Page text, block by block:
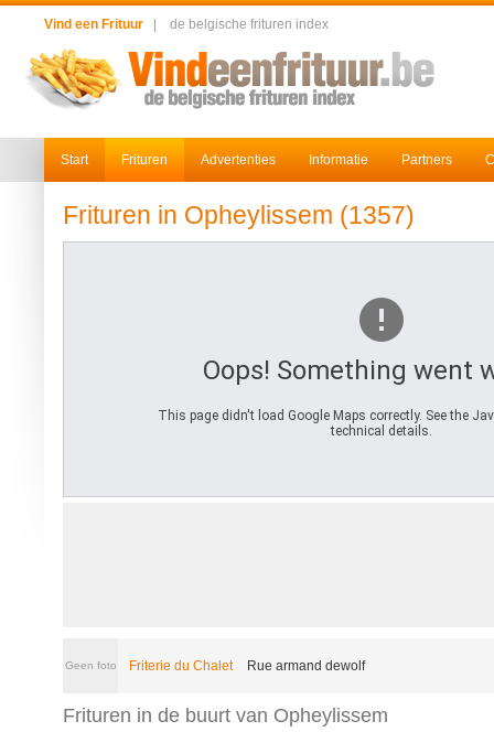
Vind een Frituur de belgische frituren index
Start Frituren Advertenties Informatie Partners
Frituren in Opheylissem (1357)
Oops! Something went
This page didn't load Google Maps correctly. See the
technical details.
Geen foto Friterie du Chalet Rue armand dewolf
Frituren in de buurt van Opheylissem